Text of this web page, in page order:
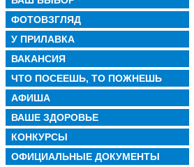
ФОТОВЗГЛЯД
У ПРИЛАВКА
ВАКАНСИЯ
ЧТО ПОСЕЕШЬ, ТО ПОЖНЕШЬ
АФИША
ВАШЕ ЗДОРОВЬЕ
КОНКУРСЫ
ОФИЦИАЛЬНЫЕ ДОКУМЕНТЫ